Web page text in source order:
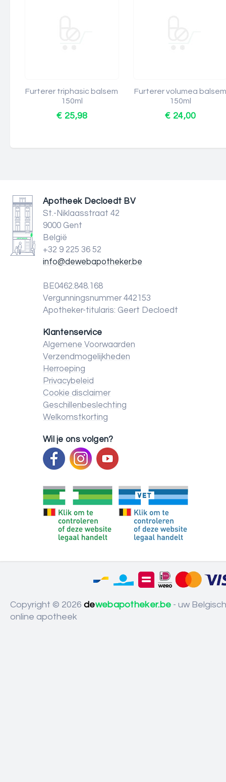
Furterer triphasic balsem
150ml
€ 25,98
Furterer volumea balsem
150ml
€ 24,00
Apotheek Decloedt BV
St.-Niklaasstraat 42
9000 Gent
België
+32 9 225 36 52
info@dewebapotheker.be
BE0462.848.168
Vergunningsnummer 442153
Apotheker-titularis: Geert Decloedt
Klantenservice
Algemene Voorwaarden
Verzendmogelijkheden
Herroeping
Privacybeleid
Cookie disclaimer
Geschillenbeslechting
Welkomstkorting
Wil je ons volgen?
Copyright © 2026 dewebapotheker.be - uw
online apotheek